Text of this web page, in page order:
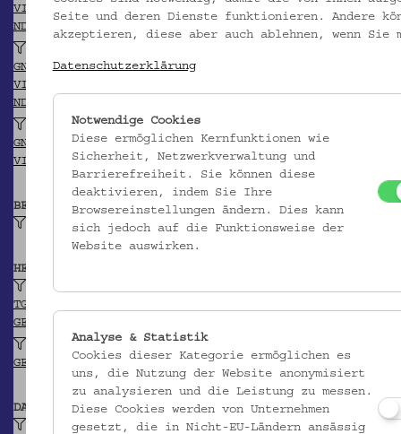
VIAF
NDB/ADB
GND
VIAF
NDB/ADB
Richtzenhan, Donat (?)
GND
VIAF
BEITRAGENDE/R
Hausotter, Alexander
HERKUNFT
Jena (?)
TGN
GEONAMES
Kravařsko (Region)
GEONAMES
DATIERUNG
Vermutlich 1571
Seite und deren Dienste funktionieren. Andere
akzeptieren, diese aber auch ablehnen, wenn Sie
Datenschutzerklärung
Notwendige Cookies
Diese ermöglichen Kernfunktionen wie
Sicherheit, Netzwerkverwaltung und
Barrierefreiheit. Sie können diese
deaktivieren, indem Sie Ihre
Browsereinstellungen ändern. Dies kann
sich jedoch auf die Funktionsweise der
Website auswirken.
Analyse & Statistik
Cookies dieser Kategorie ermöglichen es
uns, die Nutzung der Website anonymisiert
zu analysieren und die Leistung zu messen.
Diese Cookies werden von Unternehmen
gesetzt, die in Nicht-EU-Ländern ansässig